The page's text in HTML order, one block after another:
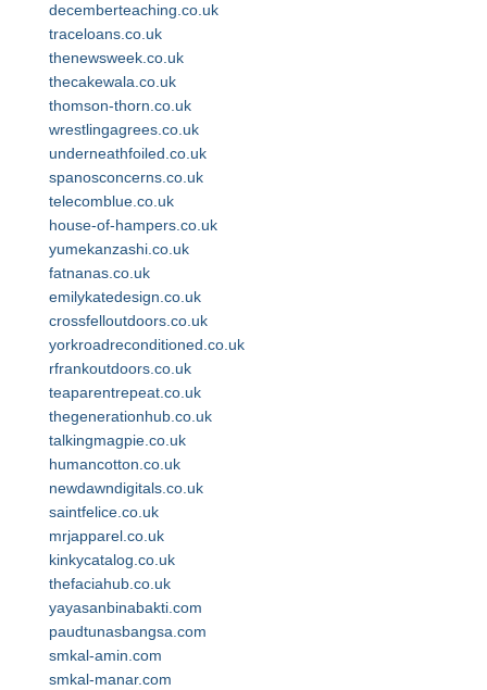
decemberteaching.co.uk
traceloans.co.uk
thenewsweek.co.uk
thecakewala.co.uk
thomson-thorn.co.uk
wrestlingagrees.co.uk
underneathfoiled.co.uk
spanosconcerns.co.uk
telecomblue.co.uk
house-of-hampers.co.uk
yumekanzashi.co.uk
fatnanas.co.uk
emilykatedesign.co.uk
crossfelloutdoors.co.uk
yorkroadreconditioned.co.uk
rfrankoutdoors.co.uk
teaparentrepeat.co.uk
thegenerationhub.co.uk
talkingmagpie.co.uk
humancotton.co.uk
newdawndigitals.co.uk
saintfelice.co.uk
mrjapparel.co.uk
kinkycatalog.co.uk
thefaciahub.co.uk
yayasanbinabakti.com
paudtunasbangsa.com
smkal-amin.com
smkal-manar.com